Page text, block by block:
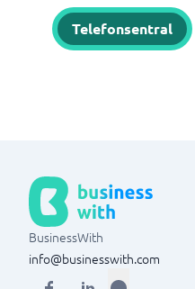
Telefonsentral
BusinessWith
info@businesswith.com